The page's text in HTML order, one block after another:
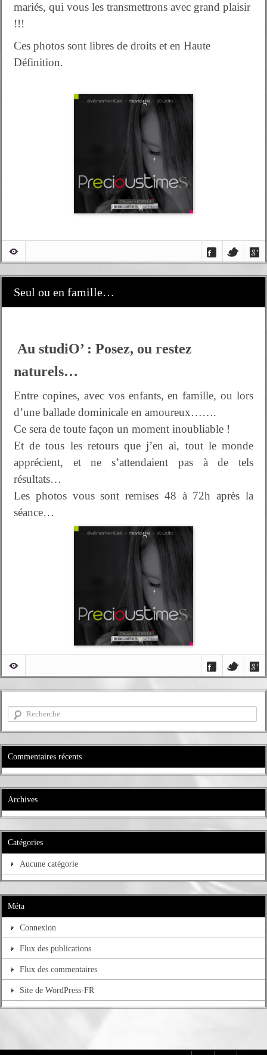
mariés, qui vous les transmettrons avec grand plaisir
!!!
Ces photos sont libres de droits et en Haute
Définition.
Seul ou en famille…
Au studiO’ : Posez, ou restez
naturels…
Entre copines, avec vos enfants, en famille, ou lors
d’une ballade dominicale en amoureux…….
Ce sera de toute façon un moment inoubliable !
Et de tous les retours que j’en ai, tout le monde
apprécient, et ne s’attendaient pas à de tels
résultats…
Les photos vous sont remises 48 à 72h après la
séance…
Commentaires récents
Archives
Catégories
Aucune catégorie
Méta
Connexion
Flux des publications
Flux des commentaires
Site de WordPress-FR